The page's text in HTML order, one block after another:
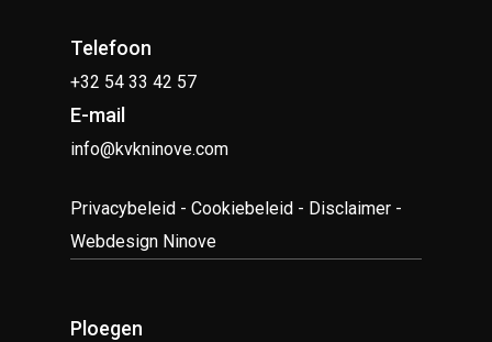
Telefoon
+32 54 33 42 57
E-mail
info@kvkninove.com
Privacybeleid -Cookiebeleid - Disclaimer -
Webdesign Ninove
Ploegen